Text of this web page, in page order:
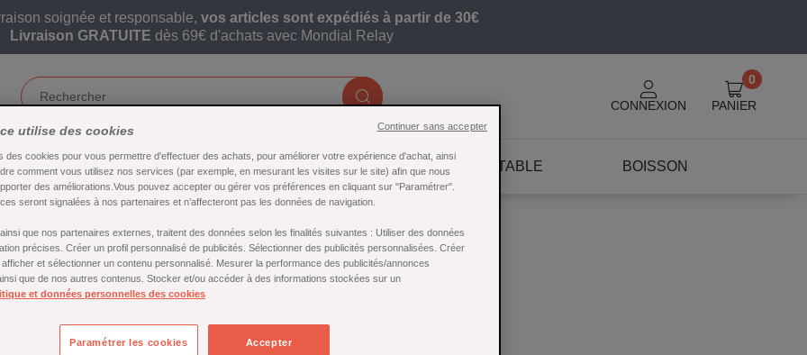
soignée et responsable, vos articles sont expédiés à partir de 30€
Livraison GRATUITE dès 69€ d'achats avec Mondial Relay
CONNEXION PANIER
0
INGRÉDIENTS PÂTISSERIE ART DE LA TABLE BOISSON
westmark
disponible pour le moment
utilise des cookies
des cookies pour vous permettre d'effectuer des achats, pour améliorer votre expérience d'achat, ainsi
comment vous utilisez nos services (par exemple, en mesurant les visites sur le site) afin que nous
des améliorations.Vous pouvez accepter ou gérer vos préférences en cliquant sur "Paramétrer".
seront signalées à nos partenaires et n’affecteront pas les données de navigation.
que nos partenaires externes, traitent des données selon les finalités suivantes : Utiliser des données
précises. Créer un profil personnalisé de publicités. Sélectionner des publicités personnalisées. Créer
et sélectionner un contenu personnalisé. Mesurer la performance des publicités/annonces
que de nos autres contenus. Stocker et/ou accéder à des informations stockées sur un
et données personnelles des cookies
Accepter
Paramétrer les cookies
Continuer sans accepter